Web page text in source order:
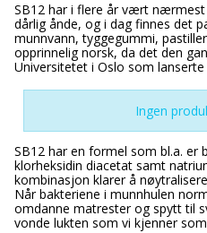
SB12 har i flere år vært
dårlig ånde, og i dag finnes det
munnvann, tyggegummi,
opprinnelig norsk, da det den
Universitetet i Oslo som lanserte
Ingen
SB12 har en formel som bl.a. er
klorheksidin diacetat samt
kombinasjon klarer å
Når bakteriene i munnhulen
omdanne matrester og spytt til
vonde lukten som vi kjenner